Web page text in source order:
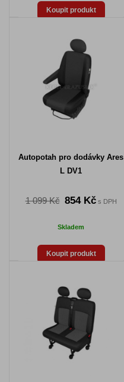
Koupit produkt
Autopotah pro dodávky Ares
L DV1
1 099 Kč 854 Kčs DPH
Skladem
Koupit produkt